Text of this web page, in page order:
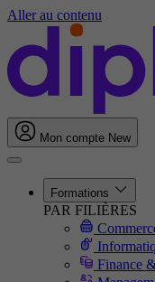
Aller au contenu
Mon compte New
Formations
PAR FILIÈRES
Finance